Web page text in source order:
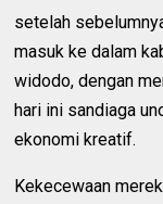
setelah
masuk ke dalam
widodo, dengan
hari ini sandiaga
ekonomi kreatif.
Kekecewaan